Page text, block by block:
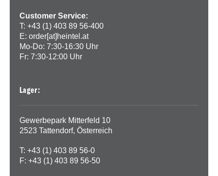
Customer Service:
T: +43 (1) 403 89 56-400
E: order[at]heintel.at
Mo-Do: 7:30-16:30 Uhr
Fr: 7:30-12:00 Uhr
Lager:
Gewerbepark Mitterfeld 10
2523 Tattendorf, Österreich
T: +43 (1) 403 89 56-0
F: +43 (1) 403 89 56-50